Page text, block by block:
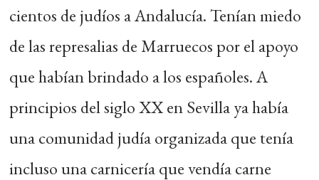
cientos de judíos a Andalucía. Tenían miedo
de las represalias de Marruecos por el apoyo
que habían brindado a los españoles. A
principios del siglo XX en Sevilla ya había
una comunidad judía organizada que tenía
incluso una carnicería que vendía carne